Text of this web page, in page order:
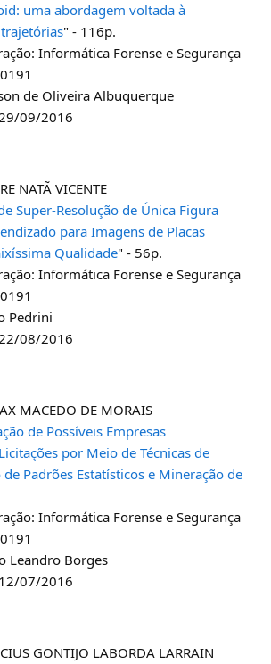
uma abordagem voltada à
" - 116p.
Informática Forense e Segurança
de Oliveira Albuquerque
09/2016
NATÃ VICENTE
Super-Resolução de Única Figura
para Imagens de Placas
Qualidade" - 56p.
Informática Forense e Segurança
Pedrini
08/2016
MACEDO DE MORAIS
de Possíveis Empresas
por Meio de Técnicas de
Padrões Estatísticos e Mineração de
Informática Forense e Segurança
Leandro Borges
07/2016
GONTIJO LABORDA LARRAIN